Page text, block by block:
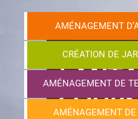
AMÉNAGEMENT
CRÉATION DE
AMÉNAGEMENT DE
AMÉNAGEMENT DE